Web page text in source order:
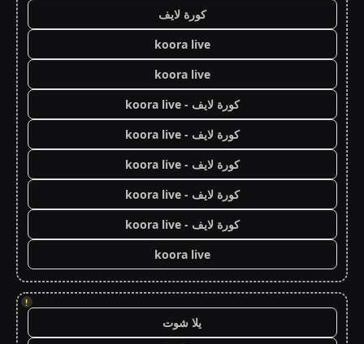
كورة لايف
koora live
koora live
كورة لايف - koora live
كورة لايف - koora live
كورة لايف - koora live
كورة لايف - koora live
كورة لايف - koora live
koora live
!
يلا شوت